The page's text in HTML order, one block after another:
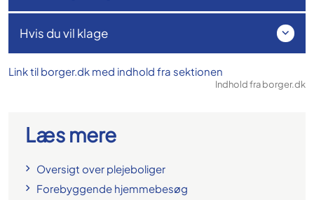
Hvis du vil klage
Link til borger.dk med indhold fra sektionen
Læs mere
Oversigt over plejeboliger
Forebyggende hjemmebesøg